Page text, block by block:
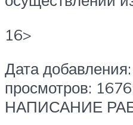
16>
Дата
просмотров:
НАПИСАНИЕ